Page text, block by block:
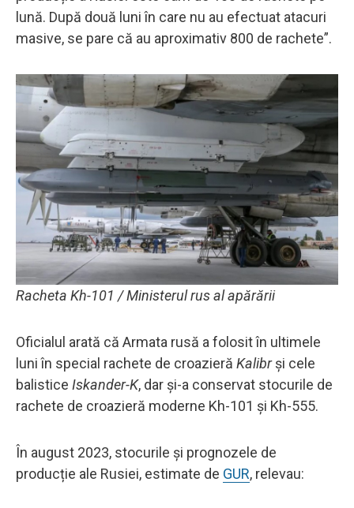
lună. După două luni în care nu au efectuat atacuri
masive, se pare că au aproximativ 800 de rachete”.
Racheta Kh-101 / Ministerul rus al apărării
Oficialul arată că Armata rusă a folosit în ultimele
luni în special rachete de croazieră Kalibrși cele
balistice Iskander-K, dar și-a conservat stocurile de
rachete de croazieră moderne Kh-101 și Kh-555.
În august 2023, stocurile și prognozele de
producție ale Rusiei, estimate de GUR, relevau: